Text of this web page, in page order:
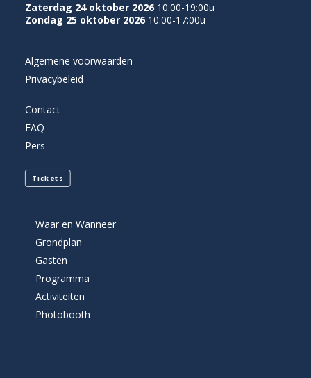
Zaterdag 24 oktober 2026 10:00-19:00u
Zondag 25 oktober 2026 10:00-17:00u
Algemene voorwaarden
Privacybeleid
Contact
FAQ
Pers
Tickets
Waar en Wanneer
Grondplan
Gasten
Programma
Activiteiten
Photobooth